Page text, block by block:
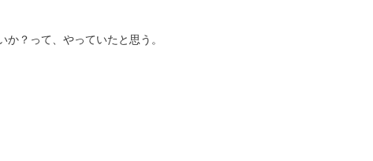
？って、やっていたと思う。